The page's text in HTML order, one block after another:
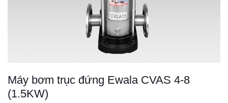
Máy bơm trục đứng Ewala CVAS 4-8
(1.5KW)